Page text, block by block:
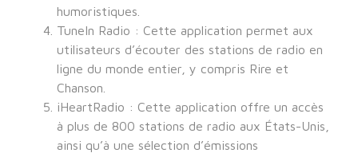
humoristiques.
TuneIn Radio : Cette application permet aux
utilisateurs d’écouter des stations de radio en
ligne du monde entier, y compris Rire et
Chanson.
iHeartRadio : Cette application offre un accès
à plus de 800 stations de radio aux États-Unis,
ainsi qu’à une sélection d’émissions